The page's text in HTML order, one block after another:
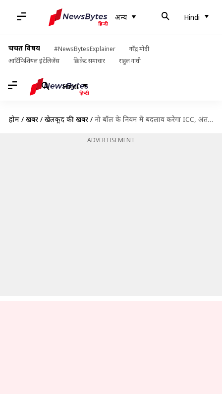
अन्य Hindi
चर्चित विषय #NewsBytesExplainer
नरेंद्र मोदी
आर्टिफिशियल इंटेलिजेंस
क्रिकेट समाचार राहुल गांधी
Hindi
होम / खबरें / खेलकूद की खबरें / नो बॉल के नियम में बदलाव करेगा ICC, अंतर्राष्ट्रीय क्रिकेट में ट्रायल शुरू
ADVERTISEMENT